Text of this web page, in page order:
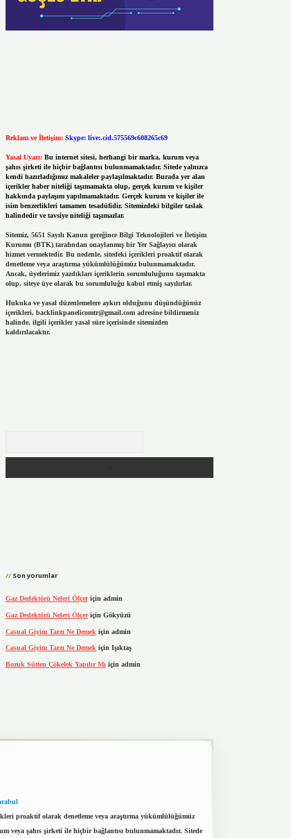
Reklam ve İletişim: Skype: live:.cid.575569c608265c69
Yasal Uyarı: Bu internet sitesi, herhangi bir marka, kurum veya
şahıs şirketi ile hiçbir bağlantısı bulunmamaktadır. Sitede yalnızca
kendi hazırladığımız makaleler paylaşılmaktadır. Burada yer alan
içerikler haber niteliği taşımamakta olup, gerçek kurum ve kişiler
hakkında paylaşım yapılmamaktadır. Gerçek kurum ve kişiler ile
isim benzerlikleri tamamen tesadüfidir. Sitemizdeki bilgiler taslak
halindedir ve tavsiye niteliği taşımazlar.
Sitemiz, 5651 Sayılı Kanun gereğince Bilgi Teknolojileri ve İletişim
Kurumu (BTK) tarafından onaylanmış bir Yer Sağlayıcı olarak
hizmet vermektedir. Bu nedenle, sitedeki içerikleri proaktif olarak
denetleme veya araştırma yükümlülüğümüz bulunmamaktadır.
Ancak, üyelerimiz yazdıkları içeriklerin sorumluluğunu taşımakta
olup, siteye üye olarak bu sorumluluğu kabul etmiş sayılırlar.
Hukuka ve yasal düzenlemelere aykırı olduğunu düşündüğünüz
içerikleri, backlinkpanelicomtr@gmail.comadresine bildirmeniz
halinde, ilgili içerikler yasal süre içerisinde sitemizden
kaldırılacaktır.
Son yorumlar
Gaz Dedektörü Neleri Ölçeriçin admin
Gaz Dedektörü Neleri Ölçeriçin Gökyüzü
Casual Giyim Tarzı Ne Demek için admin
Casual Giyim Tarzı Ne Demek için Işıktaş
Bozuk Sütten Çökelek Yapılır Mı için admin
proaktif olarak denetleme veya araştırma yükümlülüğümüz
şahıs şirketi ile hiçbir bağlantısı bulunmamaktadır. Sitede